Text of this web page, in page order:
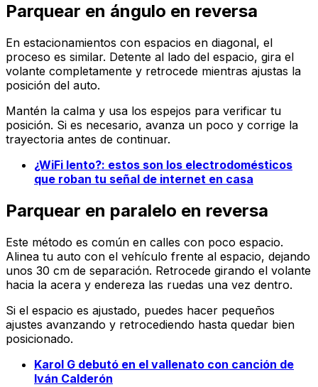
Parquear en ángulo en reversa
En estacionamientos con espacios en diagonal, el
proceso es similar. Detente al lado del espacio, gira el
volante completamente y retrocede mientras ajustas la
posición del auto.
Mantén la calma y usa los espejos para verificar tu
posición. Si es necesario, avanza un poco y corrige la
trayectoria antes de continuar.
¿WiFi lento?: estos son los electrodomésticos
que roban tu señal de internet en casa
Parquear en paralelo en reversa
Este método es común en calles con poco espacio.
Alinea tu auto con el vehículo frente al espacio, dejando
unos 30 cm de separación. Retrocede girando el volante
hacia la acera y endereza las ruedas una vez dentro.
Si el espacio es ajustado, puedes hacer pequeños
ajustes avanzando y retrocediendo hasta quedar bien
posicionado.
Karol G debutó en el vallenato con canción de
Iván Calderón